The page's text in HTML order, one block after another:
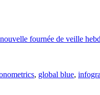
fournée de veille
, global blue,